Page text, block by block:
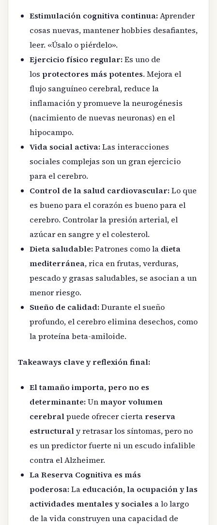
Estimulación cognitiva continua:Aprender
cosas nuevas, mantener hobbies desafiantes,
leer. «Úsalo o piérdelo».
Ejercicio físico regular:Es uno de
los protectores más potentes. Mejora el
flujo sanguíneo cerebral, reduce la
inflamación y promueve la neurogénesis
(nacimiento de nuevas neuronas) en el
hipocampo.
Vida social activa:Las interacciones
sociales complejas son un gran ejercicio
para el cerebro.
Control de la salud cardiovascular:Lo que
es bueno para el corazón es bueno para el
cerebro. Controlar la presión arterial, el
azúcar en sangre y el colesterol.
Dieta saludable:Patrones como la dieta
mediterránea, rica en frutas, verduras,
pescado y grasas saludables, se asocian a un
menor riesgo.
Sueño de calidad:Durante el sueño
profundo, el cerebro elimina desechos, como
la proteína beta-amiloide.
Takeaways clave y reflexión final:
El tamaño importa, pero no es
determinante:Unmayor volumen
cerebralpuede ofrecer cierta reserva
estructuraly retrasar los síntomas, pero no
es un predictor fuerte ni un escudo infalible
contra el Alzheimer.
La Reserva Cognitiva es más
poderosa:La educación, la ocupación y las
actividades mentales y sociales a lo largo
de la vida construyen una capacidad de